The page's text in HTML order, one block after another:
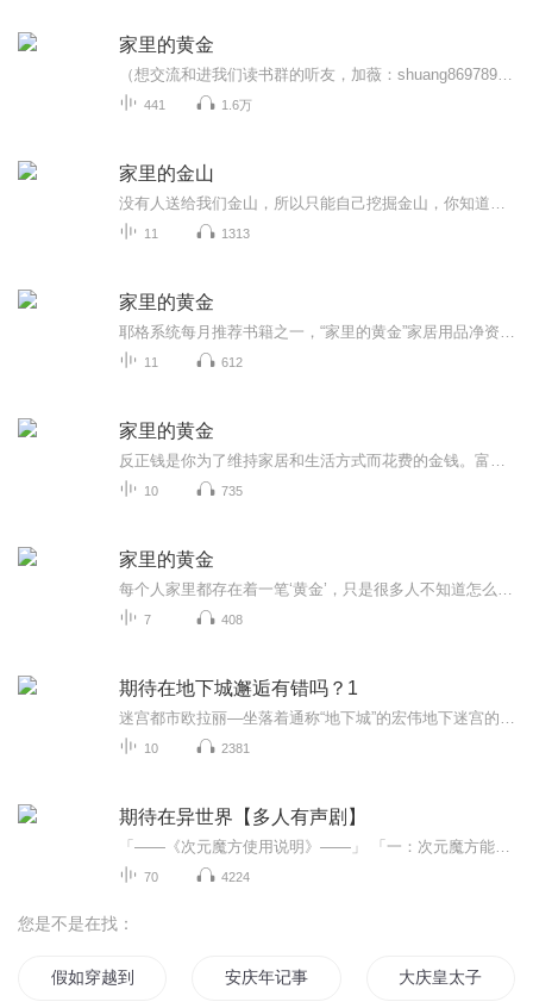
家里的黄金
441 1.6万
家里的金山
11 1313
家里的黄金
11 612
家里的黄金
10 735
家里的黄金
7 408
期待在地下城邂逅有错吗？1
10 2381
期待在异世界【多人有声剧】
70 4224
您是不是在找：
假如穿越到自己的渣作 安庆年记事 大庆皇太子